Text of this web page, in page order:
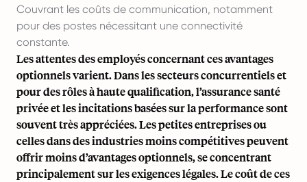
Couvrant les coûts de communication, notamment
pour des postes nécessitant une connectivité
constante.
Les attentes des employés concernant ces avantages
optionnels varient. Dans les secteurs concurrentiels et
pour des rôles à haute qualification, l’assurance santé
privée et les incitations basées sur la performance sont
souvent très appréciées. Les petites entreprises ou
celles dans des industries moins compétitives peuvent
offrir moins d’avantages optionnels, se concentrant
principalement sur les exigences légales. Le coût de ces